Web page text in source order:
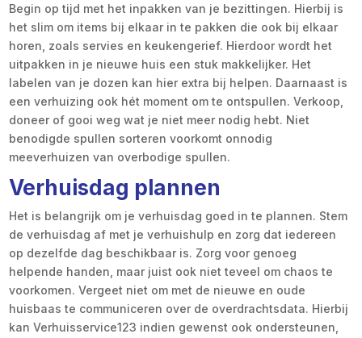
Begin op tijd met het inpakken van je bezittingen. Hierbij is
het slim om items bij elkaar in te pakken die ook bij elkaar
horen, zoals servies en keukengerief. Hierdoor wordt het
uitpakken in je nieuwe huis een stuk makkelijker. Het
labelen van je dozen kan hier extra bij helpen. Daarnaast is
een verhuizing ook hét moment om te ontspullen. Verkoop,
doneer of gooi weg wat je niet meer nodig hebt. Niet
benodigde spullen sorteren voorkomt onnodig
meeverhuizen van overbodige spullen.
Verhuisdag plannen
Het is belangrijk om je verhuisdag goed in te plannen. Stem
de verhuisdag af met je verhuishulp en zorg dat iedereen
op dezelfde dag beschikbaar is. Zorg voor genoeg
helpende handen, maar juist ook niet teveel om chaos te
voorkomen. Vergeet niet om met de nieuwe en oude
huisbaas te communiceren over de overdrachtsdata. Hierbij
kan Verhuisservice123 indien gewenst ook ondersteunen,